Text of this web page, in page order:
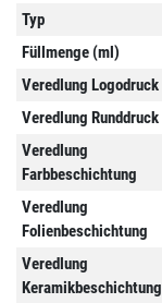
Typ
Füllmenge (ml)
Veredlung Logodruck
Veredlung Runddruck
Veredlung
Farbbeschichtung
Veredlung
Folienbeschichtung
Veredlung
Keramikbeschichtung